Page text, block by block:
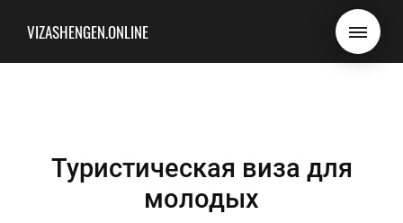
VIZASHENGEN.ONLINE
Туристическая виза для
молодых